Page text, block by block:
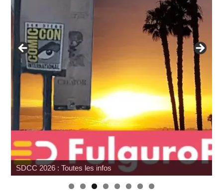
G.I. Joe : SNAKE Armor à prix cassé chez Amazon